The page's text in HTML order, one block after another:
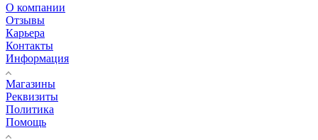
О компании
Отзывы
Карьера
Контакты
Информация
Магазины
Реквизиты
Политика
Помощь